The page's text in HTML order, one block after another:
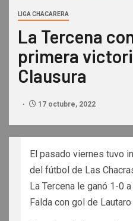
LIGA CHACARERA
La Tercena
primera
Clausura
17 octubre, 2022
El pasado viernes tuvo
del fútbol de Las
La Tercena le ganó 1-0
Falda con gol de Lautaro